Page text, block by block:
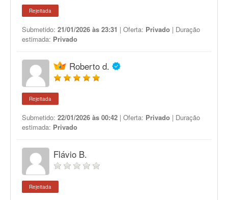
Rejeitada
Submetido: 21/01/2026 às 23:31 | Oferta: Privado | Duração
estimada: Privado
Roberto d.
Rejeitada
Submetido: 22/01/2026 às 00:42 | Oferta: Privado | Duração
estimada: Privado
Flávio B.
Rejeitada